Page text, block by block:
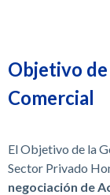
Objetivo
Comercial
El Objetivo de la
Sector Privado
negociación de